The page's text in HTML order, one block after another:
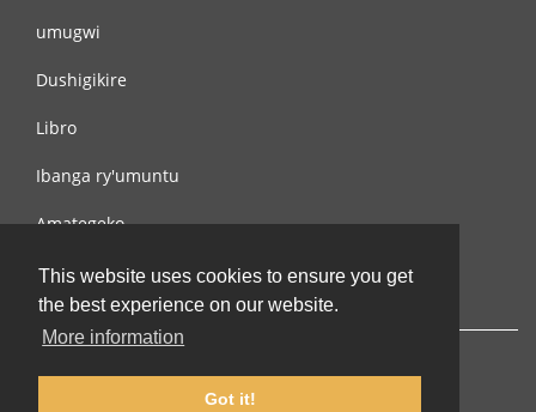
This website uses cookies to ensure you get
the best experience on our website.
More information
Got it!
umugwi
Dushigikire
Libro
Ibanga ry'umuntu
Amategeko
Turondere